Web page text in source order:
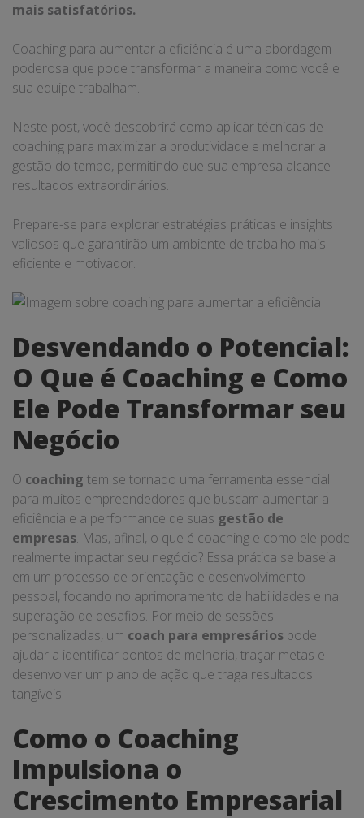
mais satisfatórios.
Coaching para aumentar a eficiência é uma abordagem
poderosa que pode transformar a maneira como você e
sua equipe trabalham.
Neste post, você descobrirá como aplicar técnicas de
coaching para maximizar a produtividade e melhorar a
gestão do tempo, permitindo que sua empresa alcance
resultados extraordinários.
Prepare-se para explorar estratégias práticas e insights
valiosos que garantirão um ambiente de trabalho mais
eficiente e motivador.
Desvendando o Potencial:
O Que é Coaching e Como
Ele Pode Transformar seu
Negócio
O coaching tem se tornado uma ferramenta essencial
para muitos empreendedores que buscam aumentar a
eficiência e a performance de suas gestão de
empresas. Mas, afinal, o que é coaching e como ele pode
realmente impactar seu negócio? Essa prática se baseia
em um processo de orientação e desenvolvimento
pessoal, focando no aprimoramento de habilidades e na
superação de desafios. Por meio de sessões
personalizadas, um coach para empresários pode
ajudar a identificar pontos de melhoria, traçar metas e
desenvolver um plano de ação que traga resultados
tangíveis.
Como o Coaching
Impulsiona o
Crescimento Empresarial